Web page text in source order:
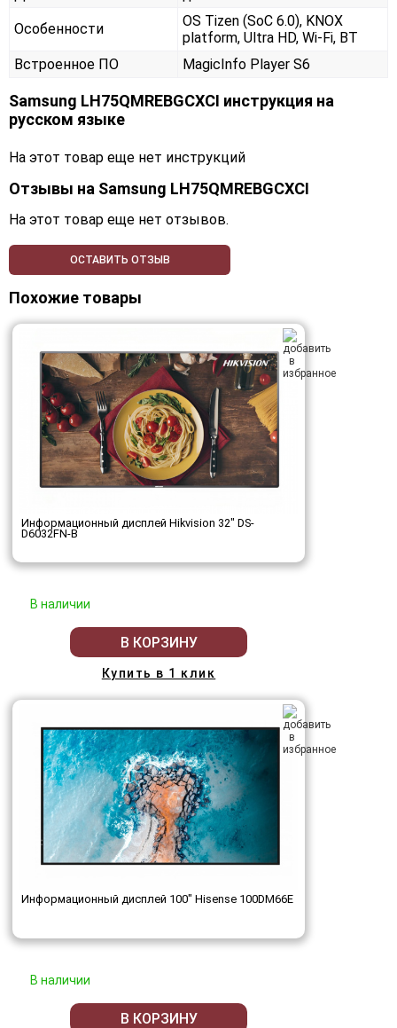
Особенности
OS Tizen (SoC 6.0), KNOX
platform, Ultra HD, Wi-Fi, BT
Встроенное ПО
MagicInfo Player S6
Samsung LH75QMREBGCXCI инструкция на
русском языке
На этот товар еще нет инструкций
Отзывы на Samsung LH75QMREBGCXCI
На этот товар еще нет отзывов.
ОСТАВИТЬ ОТЗЫВ
Похожие товары
Информационный дисплей Hikvision 32" DS-
D6032FN-B
В наличии
В КОРЗИНУ
Купить в 1 клик
Информационный дисплей 100" Hisense 100DM66E
В наличии
В КОРЗИНУ